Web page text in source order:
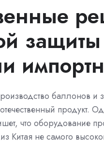
баллонов и
продукт.
что оборудование
Китая не самого